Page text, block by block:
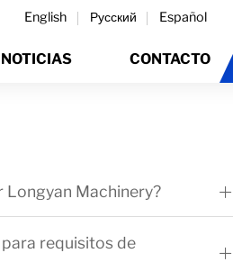
English Русский Español
NOTICIAS CONTACTO
Machinery?
requisitos de